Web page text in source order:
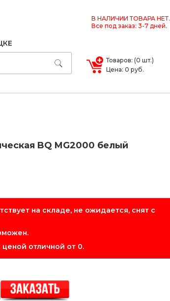
В НАЛИЧИИ ТОВАРА НЕТ.
Все под заказ: 3-7 дней.
Товаров: (0 шт.)
Цена: 0 руб.
BQ MG2000 белый
на складе, не ожидается, снят с
отличной от 0.